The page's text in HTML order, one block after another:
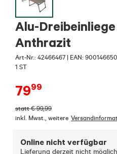
Alu-
Anthrazit
Art-Nr.: 42466467 | EAN:
1 ST
7999
statt€99,99
inkl. Mwst.
weitere
Online nicht verfügbar
Lieferung derzeit nicht möglich